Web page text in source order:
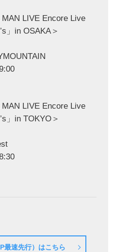
LIVE Encore Live
」in OSAKA＞
LIVE Encore Live
」in TOKYO＞
最速先行）はこちら